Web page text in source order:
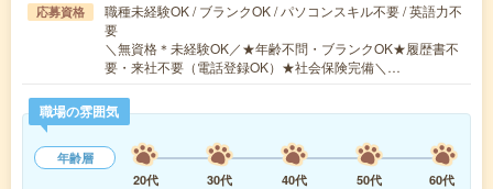
応募資格
職種未経験OK / ブランクOK / パソコンスキル不要 / 英語力不
要
＼無資格＊未経験OK／★年齢不問・ブランクOK★履歴書不
要・来社不要（電話登録OK）★社会保険完備＼…
職場の雰囲気
年齢層
20代
30代 40代 50代
60代